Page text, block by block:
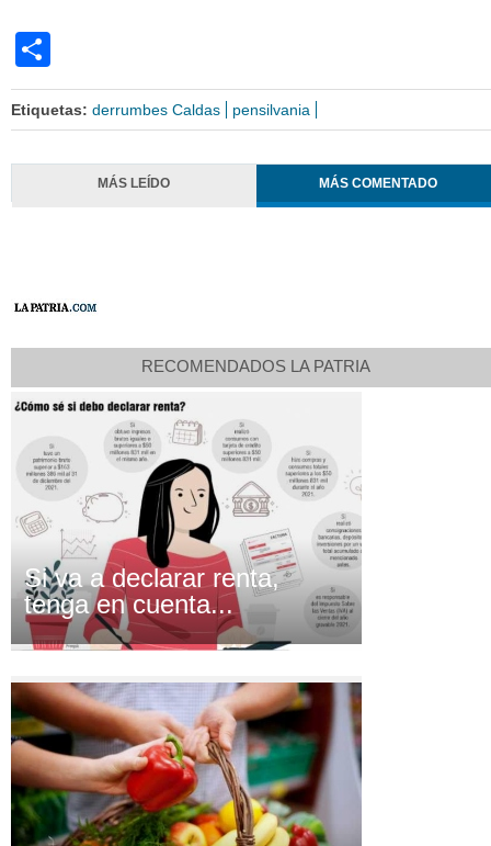
Etiquetas: derrumbes Caldas pensilvania
MÁS LEÍDO MÁS COMENTADO
RECOMENDADOS LA PATRIA
Si va a declarar renta,
tenga en cuenta...